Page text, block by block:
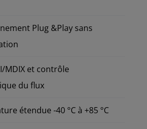
Plug &Play sans
MDIX et contrôle
du flux
étendue -40 °C à +85 °C